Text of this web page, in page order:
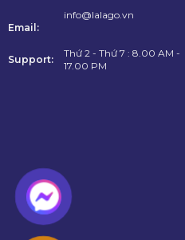
Email:
info@lalago.vn
Support:
Thứ 2 - Thứ 7 : 8.00 AM -
17.00 PM